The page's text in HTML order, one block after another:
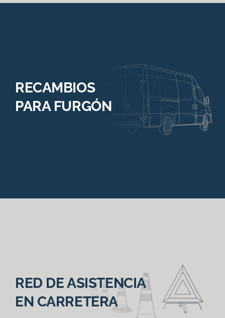
RECAMBIOS
PARA FURGÓN
RED DE ASISTENCIA
EN CARRETERA